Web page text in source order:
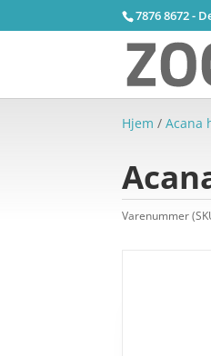
7876 8672 -
Hjem /Acana
Varenummer